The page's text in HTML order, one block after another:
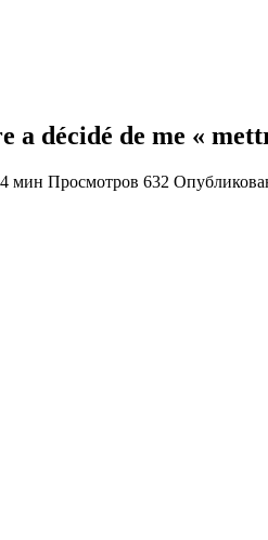
a décidé de me «
4 мин Просмотров 632